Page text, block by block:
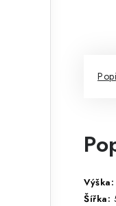
Výška:
Šířka: